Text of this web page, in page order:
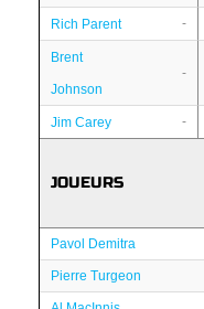
Rich Parent -
Brent
Johnson
-
Jim Carey -
JOUEURS
Pavol Demitra
Pierre Turgeon